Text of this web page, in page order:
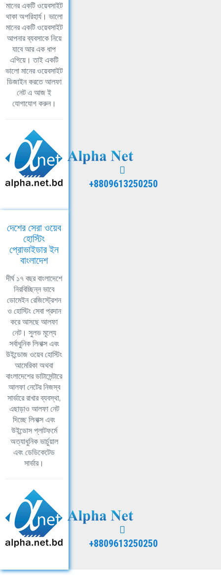
মানের একটি ওয়েবসাইট
থাকা অপরিহার্য। ভালো
মানের একটি ওয়েবসাইট
আপনার ব্যবসাকে নিয়ে
যাবে আর এক ধাপ
এগিয়ে। তাই একটি
ভালো মানের ওয়েবসাইট
ডিজাইন করতে আলফা
নেট এ আজ ই
যোগাযোগ করুন।
+8809613250250
দেশের সেরা ওয়েব
হোস্টিং
প্রোভাইডার ইন
বাংলাদেশ
দীর্ঘ ১৭ বছর বাংলাদেশে
নিরবিচ্ছিন্ন ভাবে
ডোমেইন রেজিস্ট্রেশন
ও হোস্টিং সেবা প্রদান
করে আসছে আলফা
নেট। সুলভ মূল্যে
সর্বাধুনিক লিনাক্স এবং
উইন্ডোজ ওয়েব হোস্টিং
আমেরিকা অথবা
বাংলাদেশের ডাটাসেন্টারে
আলফা নেটের নিজস্ব
সার্ভারে রাখার ব্যবস্থা,
এছাড়াও আলফা নেট
দিচ্ছে লিনাক্স এবং
উইন্ডোস প্লাটফর্মে
অত্যাধুনিক ভার্চুয়াল
এবং ডেডিকেটেড
সার্ভার।
+8809613250250